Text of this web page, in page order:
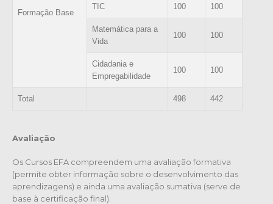
Formação Base
TIC 100 100
Matemática para a
Vida
100 100
Cidadania e
Empregabilidade
100 100
Total 498 442
Avaliação
Os Cursos EFA compreendem uma avaliação formativa
(permite obter informação sobre o desenvolvimento das
aprendizagens) e ainda uma avaliação sumativa (serve de
base à certificação final).